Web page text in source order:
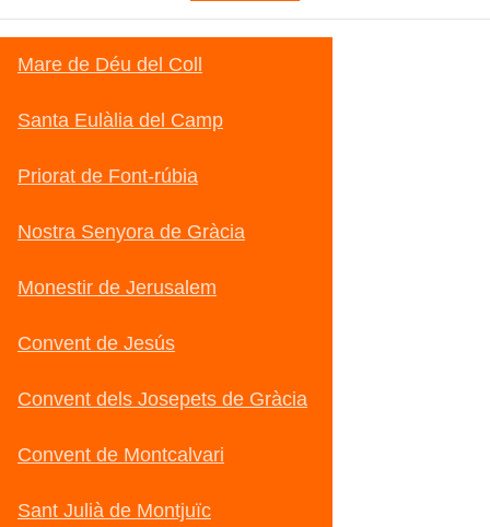
Mare de Déu del Coll
Santa Eulàlia del Camp
Priorat de Font-rúbia
Nostra Senyora de Gràcia
Monestir de Jerusalem
Convent de Jesús
Convent dels Josepets de Gràcia
Convent de Montcalvari
Sant Julià de Montjuïc